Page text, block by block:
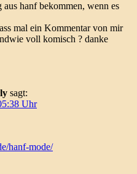
hanf bekommen, wenn es
mal ein Kommentar von mir
voll komisch ? danke
sagt:
Uhr
hanf-mode/